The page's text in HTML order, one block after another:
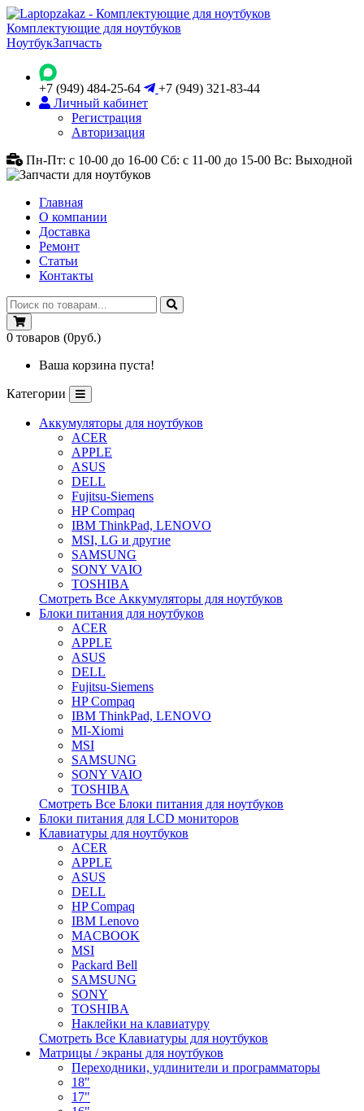
Комплектующие для ноутбуков
НоутбукЗапчасть
+7 (949) 484-25-64
+7 (949) 321-83-44
Личный кабинет
Регистрация
Авторизация
Пн-Пт: с 10-00 до 16-00 Сб: с 11-00 до 15-00 Вс: Выходной
Главная
О компании
Доставка
Ремонт
Статьи
Контакты
0 товаров (0руб.)
Ваша корзина пуста!
Категории
Аккумуляторы для ноутбуков
ACER
APPLE
ASUS
DELL
Fujitsu-Siemens
HP Compaq
IBM ThinkPad, LENOVO
MSI, LG и другие
SAMSUNG
SONY VAIO
TOSHIBA
Смотреть Все Аккумуляторы для ноутбуков
Блоки питания для ноутбуков
ACER
APPLE
ASUS
DELL
Fujitsu-Siemens
HP Compaq
IBM ThinkPad, LENOVO
MI-Xiomi
MSI
SAMSUNG
SONY VAIO
TOSHIBA
Смотреть Все Блоки питания для ноутбуков
Блоки питания для LCD мониторов
Клавиатуры для ноутбуков
ACER
APPLE
ASUS
DELL
HP Compaq
IBM Lenovo
MACBOOK
MSI
Packard Bell
SAMSUNG
SONY
TOSHIBA
Наклейки на клавиатуру
Смотреть Все Клавиатуры для ноутбуков
Матрицы / экраны для ноутбуков
Переходники, удлинители и программаторы
18"
17"